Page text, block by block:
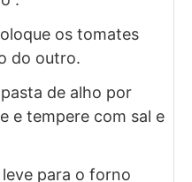
os tomates
do outro.
de alho por
e tempere com sal e
para o forno